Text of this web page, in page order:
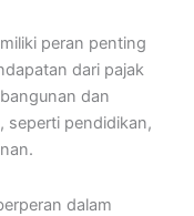
peran penting
dari pajak
dan
seperti pendidikan,
dalam